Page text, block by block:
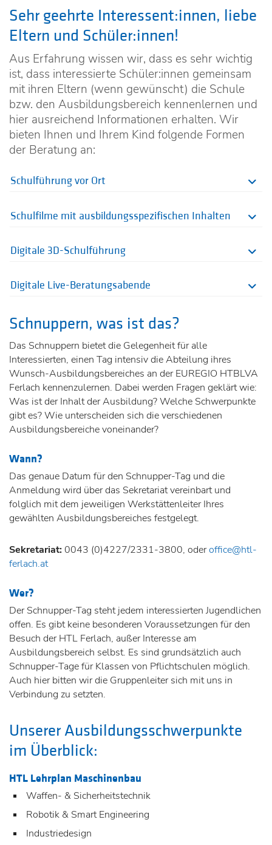
Sehr geehrte Interessent:innen, liebe
Eltern und Schüler:innen!
Aus Erfahrung wissen wir, dass es sehr wichtig
ist, dass interessierte Schüler:innen gemeinsam
mit ihren Eltern (wenn gewünscht) die Schule
bzw. den Ausbildungsbereich kennenlernen und
hier ausreichend Informationen erhalten. Wir
bieten Ihnen und Ihrem Kind folgende Formen
der Beratung an:
Schulführung vor Ort
Schulfilme mit ausbildungsspezifischen Inhalten
Digitale 3D-Schulführung
Digitale Live-Beratungsabende
Schnuppern, was ist das?
Das Schnuppern bietet die Gelegenheit für alle
Interessierten, einen Tag intensiv die Abteilung ihres
Wunsch-Ausbildungsbereiches an der EUREGIO HTBLVA
Ferlach kennenzulernen. Dabei werden Fragen geklärt wie:
Was ist der Inhalt der Ausbildung? Welche Schwerpunkte
gibt es? Wie unterscheiden sich die verschiedenen
Ausbildungsbereiche voneinander?
Wann?
Das genaue Datum für den Schnupper-Tag und die
Anmeldung wird über das Sekretariat vereinbart und
folglich mit dem jeweiligen Werkstättenleiter Ihres
gewählten Ausbildungsbereiches festgelegt.
Sekretariat: 0043 (0)4227/2331-3800, oderoffice@htl-
ferlach.at
Wer?
Der Schnupper-Tag steht jedem interessierten Jugendlichen
offen. Es gibt keine besonderen Voraussetzungen für den
Besuch der HTL Ferlach, außer Interesse am
Ausbildungsbereich selbst. Es sind grundsätzlich auch
Schnupper-Tage für Klassen von Pflichtschulen möglich.
Auch hier bitten wir die Gruppenleiter sich mit uns in
Verbindung zu setzten.
Unserer Ausbildungsschwerpunkte
im Überblick:
HTL Lehrplan Maschinenbau
Waffen- & Sicherheitstechnik
Robotik & Smart Engineering
Industriedesign